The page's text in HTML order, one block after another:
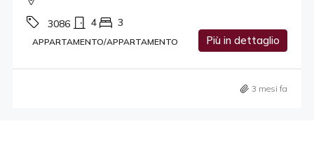
3086 4 3
APPARTAMENTO/APPARTAMENTO Più in dettaglio
3 mesi fa